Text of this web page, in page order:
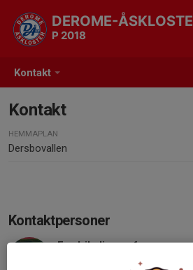
Kontakt
DEROME-
P 2018
Kontakt
HEMMAPLAN
Dersbovallen
Kontaktpersoner
Fredrik Jimmerfors